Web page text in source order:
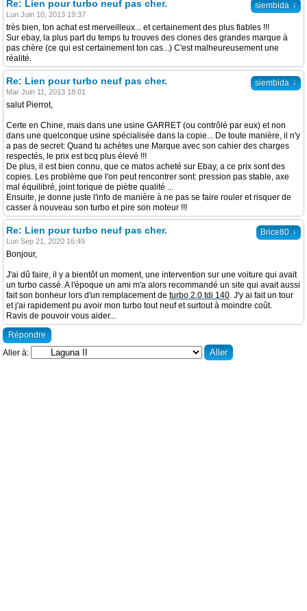
siembida ↓
Re: Lien pour turbo neuf pas cher.
Lun Juin 10, 2013 19:37
très bien, ton achat est merveilleux... et certainement des plus fiables !!!
Sur ebay, la plus part du temps tu trouves des clones des grandes marque à
pas chère (ce qui est certainement ton cas...) C'est malheureusement une
réalité.
siembida ↓
Re: Lien pour turbo neuf pas cher.
Mar Juin 11, 2013 18:01
salut Pierrot,
Certe en Chine, mais dans une usine GARRET (ou contrôlé par eux) et non
dans une quelconque usine spécialisée dans la copie... De toute manière, il n'y
a pas de secret: Quand tu achètes une Marque avec son cahier des charges
respectés, le prix est bcq plus élevé !!!
De plus, il est bien connu, que ce matos acheté sur Ebay, a ce prix sont des
copies. Les problème que l'on peut rencontrer sont: pression pas stable, axe
mal équilibré, joint torique de piètre qualité ...
Ensuite, je donne juste l'info de manière à ne pas se faire rouler et risquer de
casser à nouveau son turbo et pire son moteur !!!
Brice80 ↓
Re: Lien pour turbo neuf pas cher.
Lun Sep 21, 2020 16:49
Bonjour,
J'ai dû faire, il y a bientôt un moment, une intervention sur une voiture qui avait
un turbo cassé. A l'époque un ami m'a alors recommandé un site qui avait aussi
fait son bonheur lors d'un remplacement de turbo 2.0 tdi 140. J'y ai fait un tour
et j'ai rapidement pu avoir mon turbo tout neuf et surtout à moindre coût.
Ravis de pouvoir vous aider...
Répondre
Aller à: